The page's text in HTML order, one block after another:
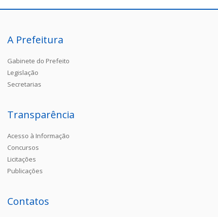
A Prefeitura
Gabinete do Prefeito
Legislação
Secretarias
Transparência
Acesso à Informação
Concursos
Licitações
Publicações
Contatos